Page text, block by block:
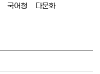
국어청 다문화